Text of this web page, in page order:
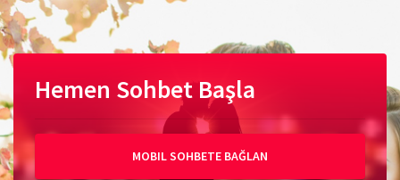
Hemen Sohbet Başla
MOBIL SOHBETE BAĞLAN